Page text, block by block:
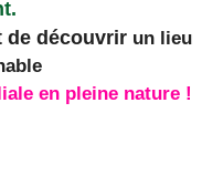
de découvrirun lieu
en pleine nature !